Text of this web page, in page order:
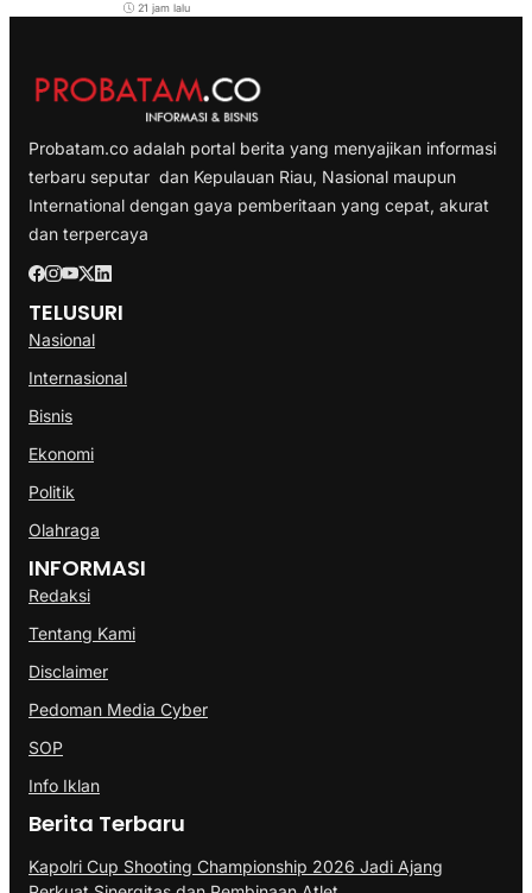
21 jam lalu
Probatam.co adalah portal berita yang menyajikan informasi
terbaru seputar dan Kepulauan Riau, Nasional maupun
International dengan gaya pemberitaan yang cepat, akurat
dan terpercaya
TELUSURI
Nasional
Internasional
Bisnis
Ekonomi
Politik
Olahraga
INFORMASI
Redaksi
Tentang Kami
Disclaimer
Pedoman Media Cyber
SOP
Info Iklan
Berita Terbaru
Kapolri Cup Shooting Championship 2026 Jadi Ajang